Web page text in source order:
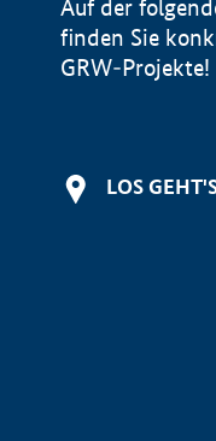
Auf der
finden Sie
GRW-Projekte!
LOS